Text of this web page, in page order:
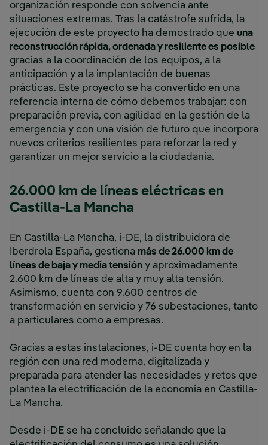
organización responde con solvencia ante
situaciones extremas. Tras la catástrofe sufrida, la
ejecución de este proyecto ha demostrado que una
reconstrucción rápida, ordenada y resiliente es posible
gracias a la coordinación de los equipos, a la
anticipación y a la implantación de buenas
prácticas. Este proyecto se ha convertido en una
referencia interna de cómo debemos trabajar: con
preparación previa, con agilidad en la gestión de la
emergencia y con una visión de futuro que incorpora
nuevos criterios resilientes para reforzar la red y
garantizar un mejor servicio a la ciudadanía.
26.000 km de líneas eléctricas en
Castilla-La Mancha
En Castilla-La Mancha, i-DE, la distribuidora de
Iberdrola España, gestiona más de 26.000 km de
líneas de baja y media tensión y aproximadamente
2.600 km de líneas de alta y muy alta tensión.
Asimismo, cuenta con 9.600 centros de
transformación en servicio y 76 subestaciones, tanto
a particulares como a empresas.
Gracias a estas instalaciones, i-DE cuenta hoy en la
región con una red moderna, digitalizada y
preparada para atender las necesidades y retos que
plantea la electrificación de la economía en Castilla-
La Mancha.
Desde i-DE se ha concluido señalando que la